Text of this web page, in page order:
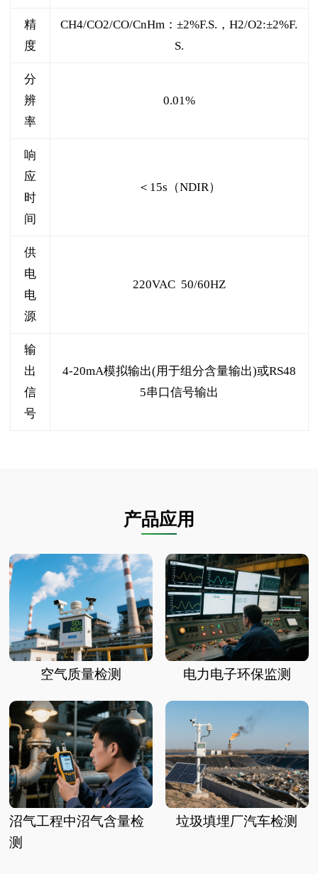
精
度
CH4/CO2/CO/CnHm：±2%F.S.，H2/O2:±2%F.
S.
分
辨
率
0.01%
响
应
时
间
＜15s（NDIR）
供
电
电
源
220VAC 50/60HZ
输
出
信
号
4-20mA模拟输出(用于组分含量输出)或RS48
5串口信号输出
产品应用
空气质量检测 电力电子环保监测
沼气工程中沼气含量检
测
垃圾填埋厂汽车检测